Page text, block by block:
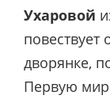
Ухаровой
дворянке,
Первую